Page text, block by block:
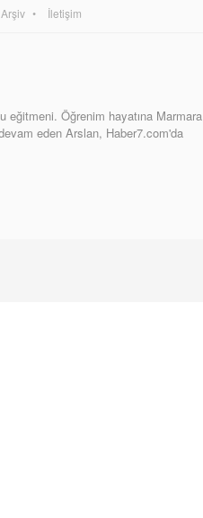
Arşiv İletişim
eğitmeni. Öğrenim hayatına Marmara
eden Arslan, Haber7.com'da